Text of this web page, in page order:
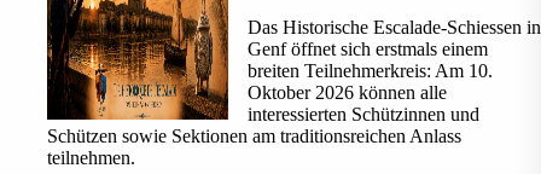
Das Historische Escalade-Schiessen in
Genf öffnet sich erstmals einem
breiten Teilnehmerkreis: Am 10.
Oktober 2026 können alle
interessierten Schützinnen und
Schützen sowie Sektionen am traditionsreichen Anlass
teilnehmen.